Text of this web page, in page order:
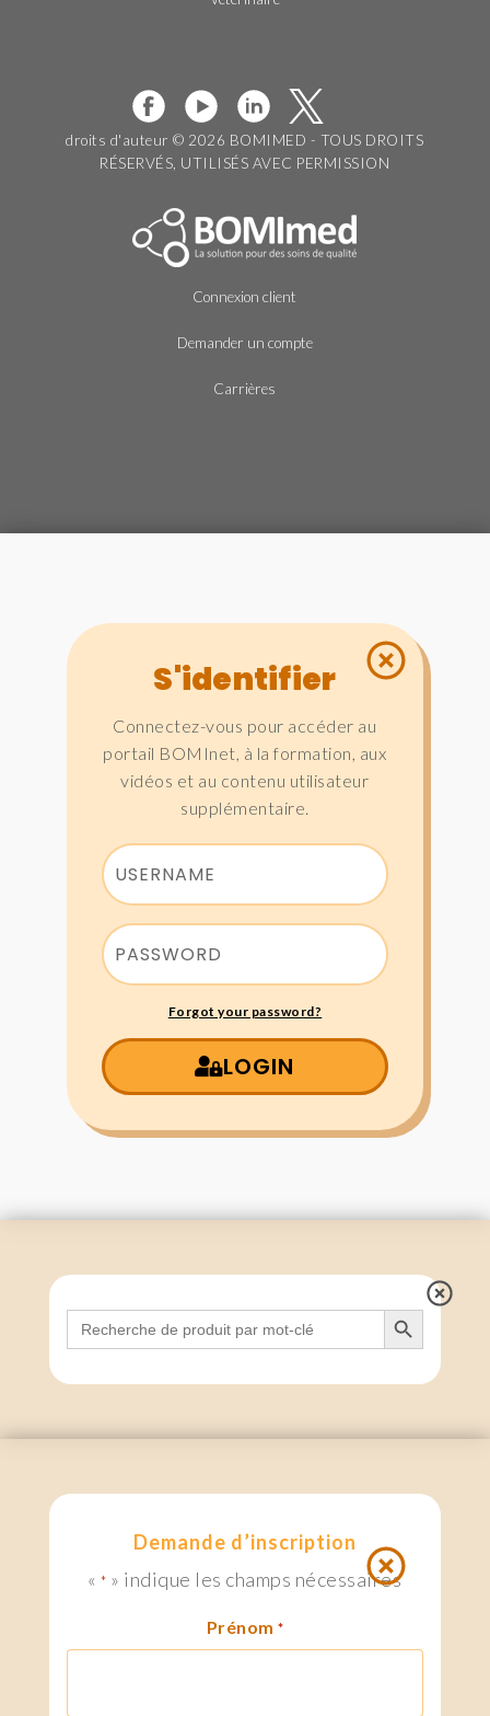
droits d'auteur © 2026 BOMIMED - TOUS DROITS
RÉSERVÉS, UTILISÉS AVEC PERMISSION
Connexion client
Demander un compte
Carrières
S'identifier
Connectez-vous pour accéder au
portail BOMInet, à la formation, aux
vidéos et au contenu utilisateur
supplémentaire.
Forgot your password?
LOGIN
Search
for:
Search Button
Demande d’inscription
«* » indique les champs nécessaires
Prénom *